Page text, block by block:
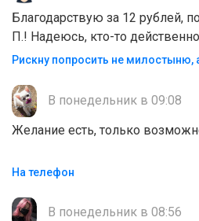
Благодарствую за 12 рублей,
П.! Надеюсь, кто-то
Рискну попросить не
В понедельник в 09:08
Желание есть, только
На телефон
В понедельник в 08:56